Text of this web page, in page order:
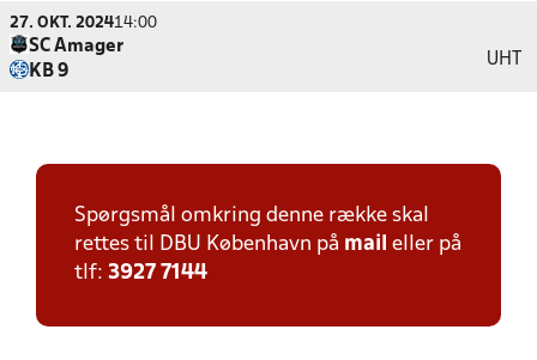
27. OKT. 202414:00
SC Amager
KB 9
UHT
Spørgsmål omkring denne række skal
rettes til DBU København på mail eller på
tlf: 3927 7144